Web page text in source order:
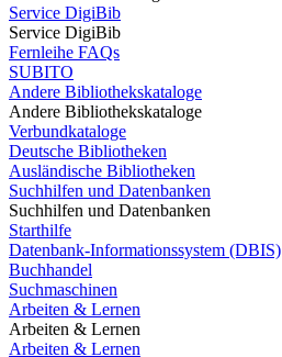
Service DigiBib
Service DigiBib
Fernleihe FAQs
SUBITO
Andere Bibliothekskataloge
Andere Bibliothekskataloge
Verbundkataloge
Deutsche Bibliotheken
Ausländische Bibliotheken
Suchhilfen und Datenbanken
Suchhilfen und Datenbanken
Starthilfe
Datenbank-Informationssystem (DBIS)
Buchhandel
Suchmaschinen
Arbeiten & Lernen
Arbeiten & Lernen
Arbeiten & Lernen